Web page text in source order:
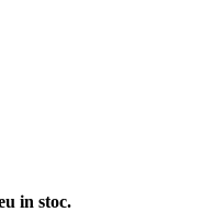
in stoc.